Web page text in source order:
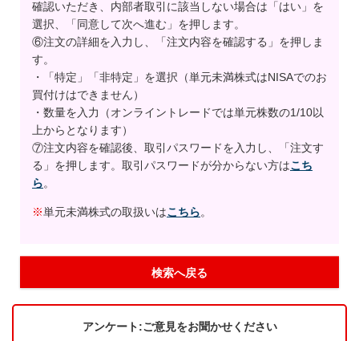
確認いただき、内部者取引に該当しない場合は「はい」を
選択、「同意して次へ進む」を押します。
⑥注文の詳細を入力し、「注文内容を確認する」を押しま
す。
・「特定」「非特定」を選択（単元未満株式はNISAでのお
買付けはできません）
・数量を入力（オンライントレードでは単元株数の1/10以
上からとなります）
⑦注文内容を確認後、取引パスワードを入力し、「注文す
る」を押します。取引パスワードが分からない方はこち
ら。
※単元未満株式の取扱いはこちら。
検索へ戻る
アンケート:ご意見をお聞かせください